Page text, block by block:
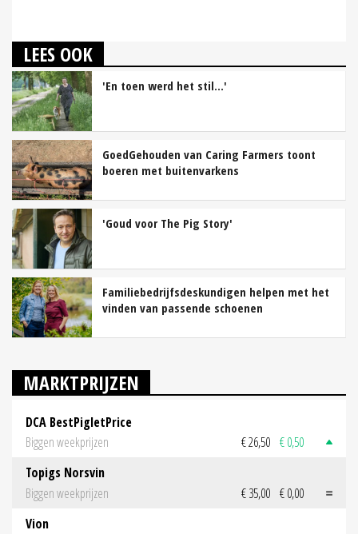
LEES OOK
'En toen werd het stil…'
GoedGehouden van Caring Farmers toont
boeren met buitenvarkens
'Goud voor The Pig Story'
Familiebedrijfsdeskundigen helpen met het
vinden van passende schoenen
MARKTPRIJZEN
DCA BestPigletPrice
Biggen weekprijzen
€ 26,50 € 0,50
Topigs Norsvin
Biggen weekprijzen
€ 35,00 € 0,00
Vion